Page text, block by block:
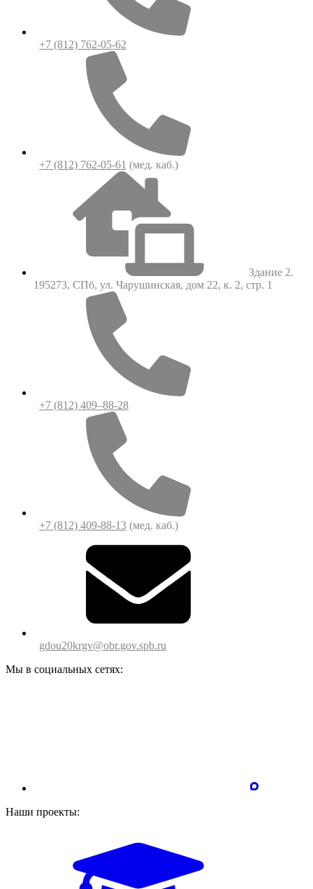
+7 (812) 762-05-62
+7 (812) 762-05-61 (мед. каб.)
Здание 2.
195273, СПб, ул. Чарушинская, дом 22, к. 2, стр. 1
+7 (812) 409–88-28
+7 (812) 409-88-13 (мед. каб.)
gdou20krgv@obr.gov.spb.ru
Мы в социальных сетях:
Наши проекты: